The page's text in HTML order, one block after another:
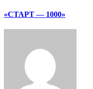
«СТАРТ — 1000»